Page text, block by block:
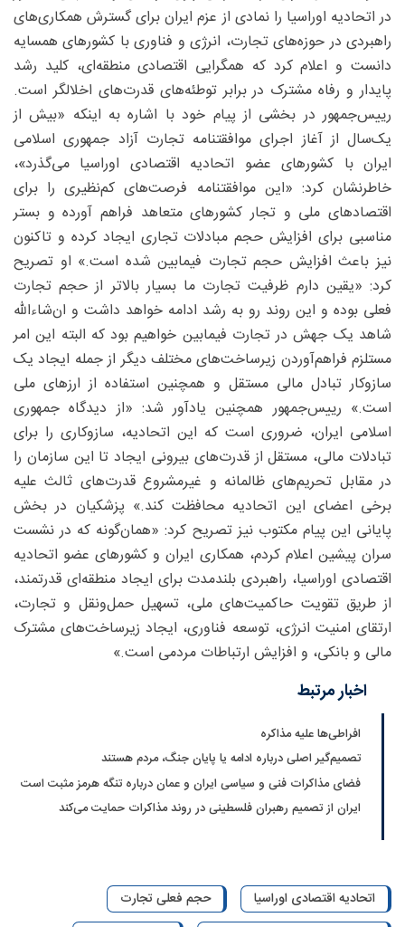
در اتحادیه اوراسیا را نمادی از عزم ایران برای گسترش همکاری‌های
راهبردی در حوزه‌های تجارت، انرژی و فناوری با کشورهای همسایه
دانست و اعلام کرد که همگرایی اقتصادی منطقه‌ای، کلید رشد
پایدار و رفاه مشترک در برابر توطئه‌های قدرت‌های اخلالگر است.
رییس‌جمهور در بخشی از پیام خود با اشاره به اینکه «بیش از
یک‌سال از آغاز اجرای موافقتنامه تجارت آزاد جمهوری اسلامی
ایران با کشورهای عضو اتحادیه اقتصادی اوراسیا می‌گذرد»،
خاطرنشان کرد: «این موافقتنامه فرصت‌های کم‌نظیری را برای
اقتصادهای ملی و تجار کشورهای متعاهد فراهم آورده و بستر
مناسبی برای افزایش حجم مبادلات تجاری ایجاد کرده و تاکنون
نیز باعث افزایش حجم تجارت فیمابین شده است.» او تصریح
کرد: «یقین دارم ظرفیت تجارت ما بسیار بالاتر از ‌حجم تجارت
فعلی بوده و این روند رو به رشد ادامه خواهد داشت و ان‌شاءالله
شاهد یک جهش در تجارت فیمابین خواهیم بود که البته این امر
مستلزم فراهم‌آوردن زیرساخت‌های مختلف دیگر از جمله ایجاد یک
سازوکار تبادل مالی مستقل و همچنین استفاده از ارزهای ملی
است.» رییس‌جمهور همچنین یادآور شد: «از دیدگاه جمهوری
اسلامی ایران، ضروری است که این اتحادیه، سازوکاری را برای
تبادلات مالی، مستقل از قدرت‌های بیرونی ایجاد تا این سازمان را
در مقابل تحریم‌های ظالمانه و غیرمشروع قدرت‌های ثالث علیه
برخی اعضای این اتحادیه محافظت کند.» پزشکیان در بخش
پایانی این پیام مکتوب نیز تصریح کرد: «همان‌گونه که در نشست
سران پیشین اعلام کردم، همکاری ایران و کشورهای عضو اتحادیه
اقتصادی اوراسیا، راهبردی بلندمدت برای ایجاد منطقه‌ای قدرتمند،
از طریق تقویت حاکمیت‌های ملی، تسهیل حمل‌ونقل و تجارت،
ارتقای امنیت انرژی، توسعه فناوری، ایجاد زیرساخت‌های مشترک
مالی و بانکی، و افزایش ارتباطات مردمی است.»
اخبار مرتبط
افراطی‌ها علیه مذاکره
تصمیم‌گیر اصلی درباره ادامه یا پایان جنگ، مردم هستند
فضای مذاکرات فنی و سیاسی ایران و عمان درباره تنگه هرمز مثبت است
ایران از تصمیم رهبران فلسطینی در روند مذاکرات حمایت می‌کند
اتحادیه اقتصادی اوراسیا
حجم فعلی تجارت